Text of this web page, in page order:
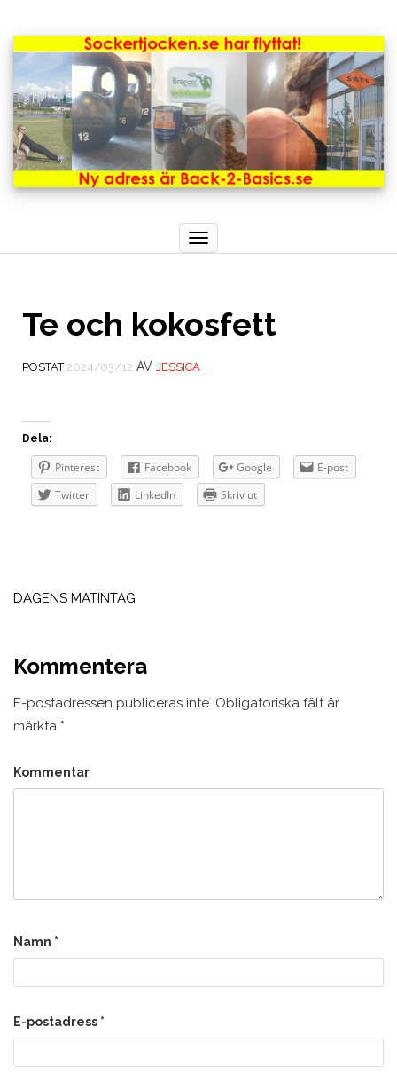
Toggle
navigation
Te och kokosfett
POSTAT 2024/03/12 AV JESSICA
Dela:
Pinterest Facebook Google
E-post
Twitter
LinkedIn Skriv ut
DAGENS MATINTAG
Kommentera
E-postadressen publiceras inte. Obligatoriska fält är
märkta *
Kommentar
Namn *
E-postadress *